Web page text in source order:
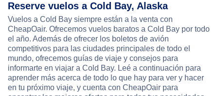
Reserve vuelos a Cold Bay, Alaska
Vuelos a Cold Bay siempre están a la venta con
CheapOair. Ofrecemos vuelos baratos a Cold Bay por todo
el año. Además de ofrecer los boletos de avión
competitivos para las ciudades principales de todo el
mundo, ofrecemos guías de viaje y consejos para
informarte en viajar a Cold Bay. Leé a continuación para
aprender más acerca de todo lo que hay para ver y hacer
en tu próximo viaje, y cuenta con CheapOair para